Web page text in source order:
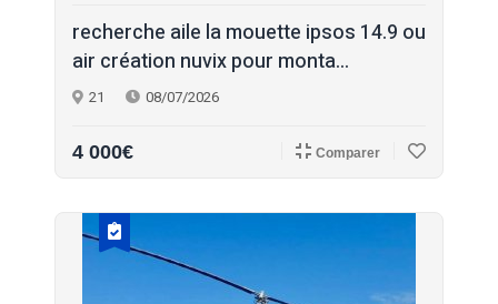
recherche aile la mouette ipsos 14.9 ou
air création nuvix pour monta...
21 08/07/2026
4 000€ Comparer